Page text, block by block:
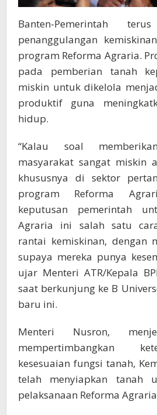
Banten-Pemerintah
penanggulangan
program Reforma Agraria.
pada pemberian tanah
miskin untuk dikelola
produktif guna
hidup.
“Kalau soal
masyarakat sangat miskin
khususnya di sektor
program Reforma
keputusan pemerintah
Agraria ini salah satu
rantai kemiskinan, dengan
supaya mereka punya
ujar Menteri ATR/Kepala
saat berkunjung ke B
baru ini.
Menteri Nusron,
mempertimbangkan
kesesuaian fungsi tanah,
telah menyiapkan tanah
pelaksanaan Reforma